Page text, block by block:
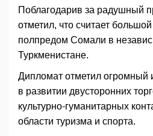
Поблагодарив за радушный
отметил, что считает
полпредом Сомали в
Туркменистане.
Дипломат отметил огромный
в развитии двусторонних
культурно-гуманитарных
области туризма и спорта.